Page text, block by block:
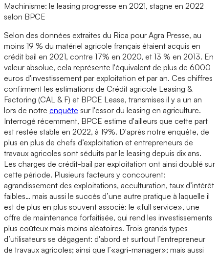
Machinisme: le leasing progresse en 2021, stagne en 2022
selon BPCE
Selon des données extraites du Rica pour Agra Presse, au
moins 19 % du matériel agricole français étaient acquis en
crédit bail en 2021, contre 17% en 2020, et 13 % en 2013. En
valeur absolue, cela représente l'équivalent de plus de 6000
euros d'investissement par exploitation et par an. Ces chiffres
confirment les estimations de Crédit agricole Leasing &
Factoring (CAL & F) et BPCE Lease, transmises il y a un an
lors de notre enquête sur l'essor du leasing en agriculture.
Interrogé récemment, BPCE estime d'ailleurs que cette part
est restée stable en 2022, à 19%. D'après notre enquête, de
plus en plus de chefs d’exploitation et entrepreneurs de
travaux agricoles sont séduits par le leasing depuis dix ans.
Les charges de crédit-bail par exploitation ont ainsi doublé sur
cette période. Plusieurs facteurs y concourent:
agrandissement des exploitations, acculturation, taux d’intérêt
faibles… mais aussi le succès d’une autre pratique à laquelle il
est de plus en plus souvent associé: le «full service», une
offre de maintenance forfaitisée, qui rend les investissements
plus coûteux mais moins aléatoires. Trois grands types
d’utilisateurs se dégagent: d'abord et surtout l’entrepreneur
de travaux agricoles; ainsi que l’«agri-manager»; mais aussi